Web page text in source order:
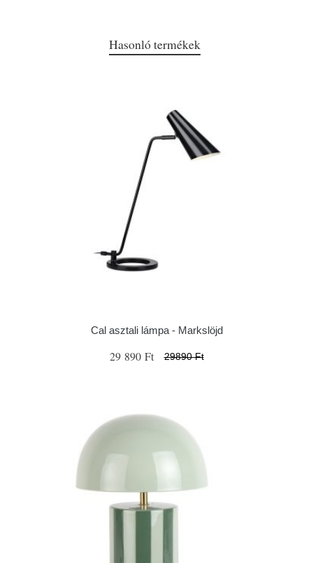
Hasonló termékek
Cal asztali lámpa - Markslöjd
29 890 Ft 29890 Ft